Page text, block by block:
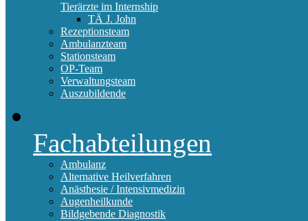
Tierärzte im Internship
TÄ J. John
Rezeptionsteam
Ambulanzteam
Stationsteam
OP-Team
Verwaltungsteam
Auszubildende
Fachabteilungen
Ambulanz
Alternative Heilverfahren
Anästhesie / Intensivmedizin
Augenheilkunde
Bildgebende Diagnostik